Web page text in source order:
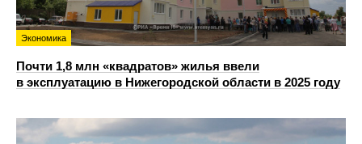
Экономика
Почти 1,8 млн «квадратов» жилья ввели
в эксплуатацию в Нижегородской области в 2025 году